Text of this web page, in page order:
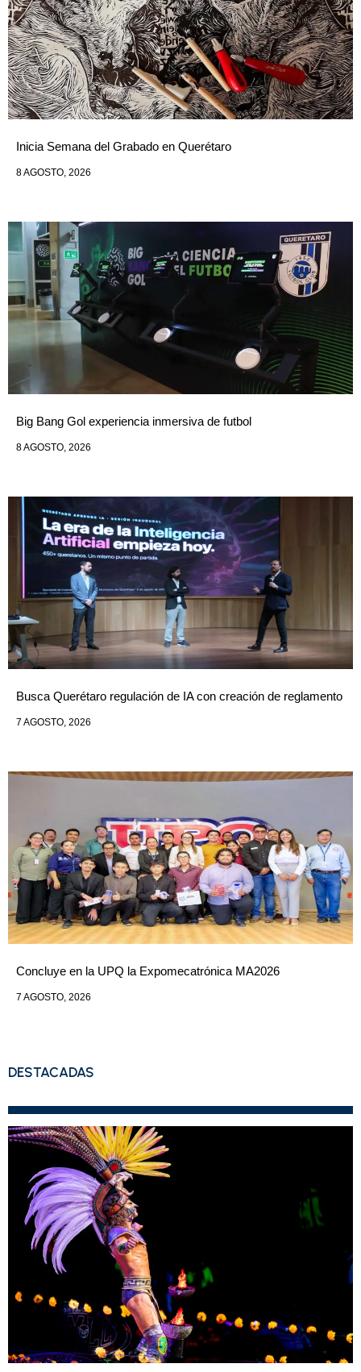
Inicia Semana del Grabado en Querétaro
8 AGOSTO, 2026
Big Bang Gol experiencia inmersiva de futbol
8 AGOSTO, 2026
Busca Querétaro regulación de IA con creación de reglamento
7 AGOSTO, 2026
Concluye en la UPQ la Expomecatrónica MA2026
7 AGOSTO, 2026
DESTACADAS